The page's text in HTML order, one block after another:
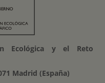
Ecológica y el Reto
Madrid (España)